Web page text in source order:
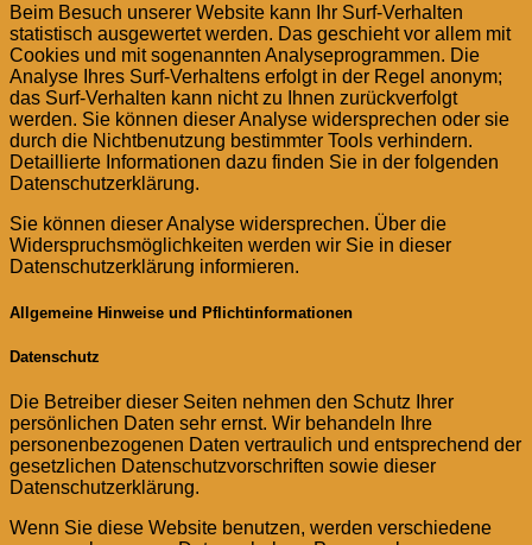
Beim Besuch unserer Website kann Ihr Surf-Verhalten
statistisch ausgewertet werden. Das geschieht vor allem mit
Cookies und mit sogenannten Analyseprogrammen. Die
Analyse Ihres Surf-Verhaltens erfolgt in der Regel anonym;
das Surf-Verhalten kann nicht zu Ihnen zurückverfolgt
werden. Sie können dieser Analyse widersprechen oder sie
durch die Nichtbenutzung bestimmter Tools verhindern.
Detaillierte Informationen dazu finden Sie in der folgenden
Datenschutzerklärung.
Sie können dieser Analyse widersprechen. Über die
Widerspruchsmöglichkeiten werden wir Sie in dieser
Datenschutzerklärung informieren.
Allgemeine Hinweise und Pflichtinformationen
Datenschutz
Die Betreiber dieser Seiten nehmen den Schutz Ihrer
persönlichen Daten sehr ernst. Wir behandeln Ihre
personenbezogenen Daten vertraulich und entsprechend der
gesetzlichen Datenschutzvorschriften sowie dieser
Datenschutzerklärung.
Wenn Sie diese Website benutzen, werden verschiedene